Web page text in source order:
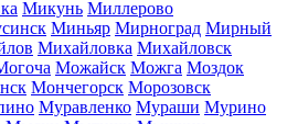
Микунь Миллерово
Миньяр Мирноград Мирный
Михайловка Михайловск
Можайск Можга Моздок
Мончегорск Морозовск
Муравленко Мураши Мурино